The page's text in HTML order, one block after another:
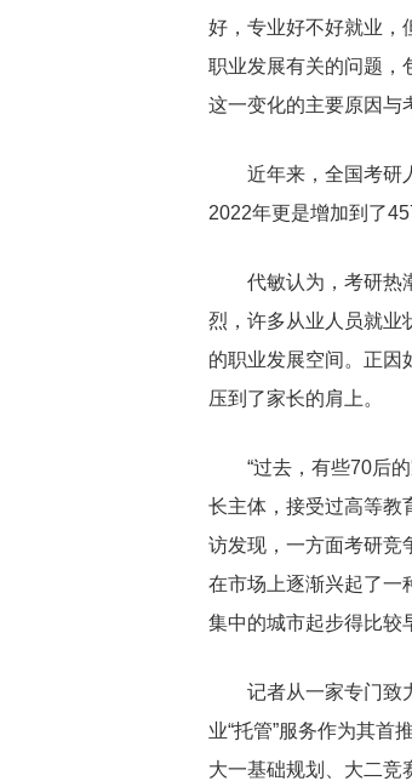
好，专业好不好就业，
职业发展有关的问题
这一变化的主要原因与
近年来，全国考研
2022年更是增加到了
代敏认为，考研热
烈，许多从业人员就业
的职业发展空间。正因
压到了家长的肩上。
“过去，有些70后
长主体，接受过高等教
访发现，一方面考研竞
在市场上逐渐兴起了
集中的城市起步得比较
记者从一家专门致
业“托管”服务作为其首
大一基础规划、大二竞